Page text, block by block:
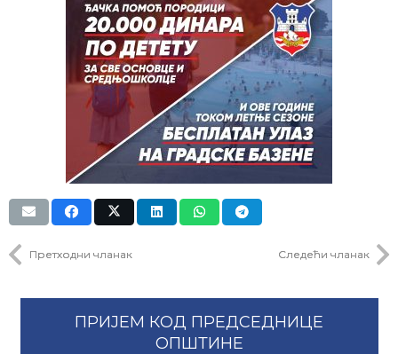
Претходни чланак Следећи чланак
ПРИЈЕМ КОД ПРЕДСЕДНИЦЕ
ОПШТИНЕ